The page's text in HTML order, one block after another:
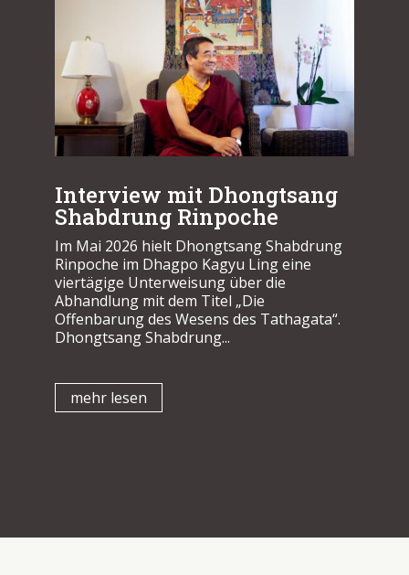
Interview mit Dhongtsang
Shabdrung Rinpoche
Im Mai 2026 hielt Dhongtsang Shabdrung
Rinpoche im Dhagpo Kagyu Ling eine
viertägige Unterweisung über die
Abhandlung mit dem Titel „Die
Offenbarung des Wesens des Tathagata“.
Dhongtsang Shabdrung...
mehr lesen